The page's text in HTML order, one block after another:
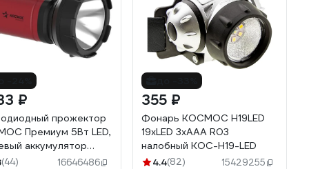
₽
прожектор
Премиум 5Вт LED,
аккумулятор
2 режима
(44) 16646486
355 ₽
Фонарь КОСМОС H19LED
19хLED 3хAAA R03
налобный KOC-H19-LED
4.4(82) 15429255